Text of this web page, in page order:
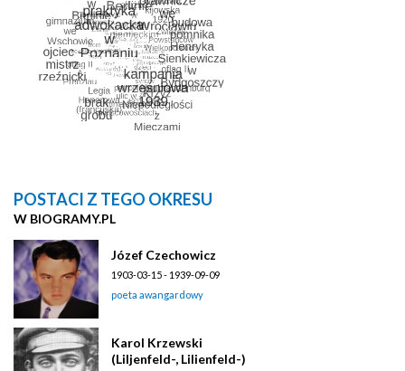
POSTACI Z TEGO OKRESU
W BIOGRAMY.PL
Józef Czechowicz
1903-03-15 - 1939-09-09
poeta awangardowy
Karol Krzewski
(Liljenfeld-, Lilienfeld-)